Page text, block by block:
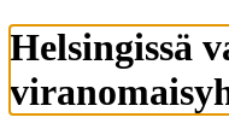
Helsingissä